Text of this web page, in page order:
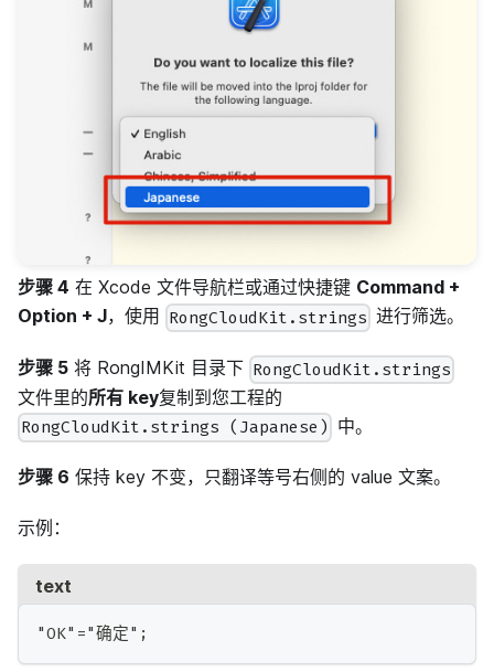
步骤 4 在 Xcode 文件导航栏或通过快捷键 Command +
Option + J，使用 RongCloudKit.strings 进行筛选。
步骤 5 将 RongIMKit 目录下 RongCloudKit.strings
文件里的所有 key复制到您工程的
RongCloudKit.strings (Japanese) 中。
步骤 6 保持 key 不变，只翻译等号右侧的 value 文案。
示例：
text
"OK"="确定";